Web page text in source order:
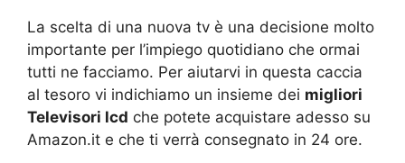
La scelta di una nuova tv è una decisione molto
importante per l’impiego quotidiano che ormai
tutti ne facciamo. Per aiutarvi in questa caccia
al tesoro vi indichiamo un insieme dei migliori
Televisori lcd che potete acquistare adesso su
Amazon.it e che ti verrà consegnato in 24 ore.